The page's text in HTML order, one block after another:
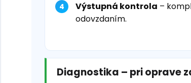
Výstupná kontrola –
odovzdaním.
Diagnostika – pri oprave